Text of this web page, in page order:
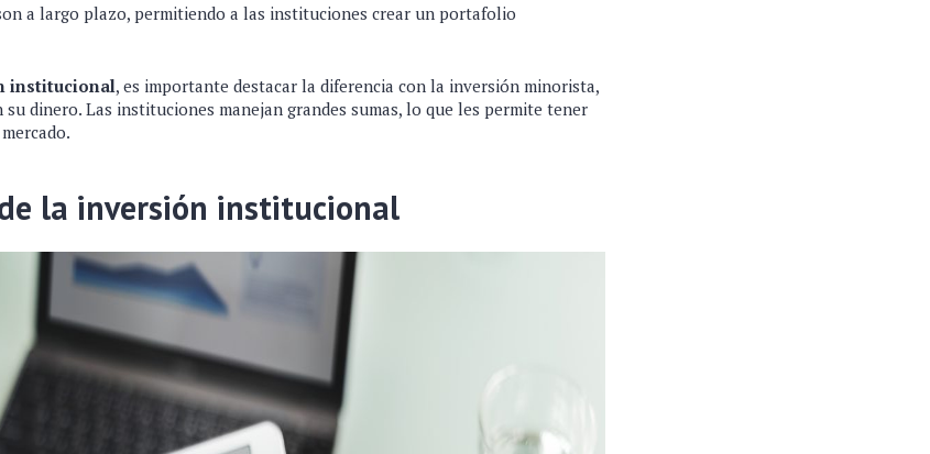
a largo plazo, permitiendo a las instituciones crear un portafolio
institucional, es importante destacar la diferencia con la inversión minorista,
dinero. Las instituciones manejan grandes sumas, lo que les permite tener
la inversión institucional